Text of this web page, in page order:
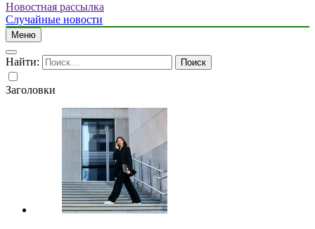
Новостная рассылка
Случайные новости
Меню
Найти:
Заголовки